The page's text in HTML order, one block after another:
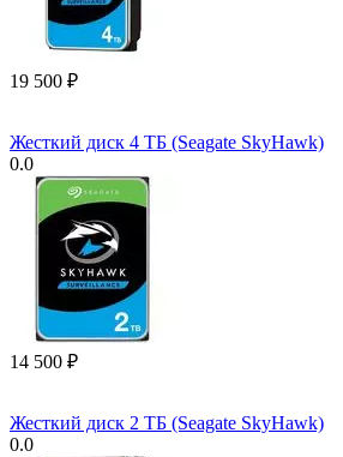
19 500 ₽
Жесткий диск 4 ТБ (Seagate SkyHawk)
0.0
14 500 ₽
Жесткий диск 2 ТБ (Seagate SkyHawk)
0.0